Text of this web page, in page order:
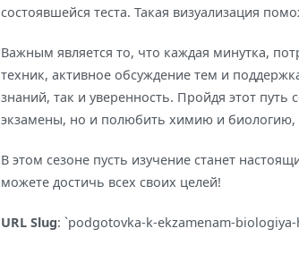
состоявшейся теста. Такая визуализация
Важным является то, что каждая минутка,
техник, активное обсуждение тем и
знаний, так и уверенность. Пройдя этот
экзамены, но и полюбить химию и биологию,
В этом сезоне пусть изучение станет
можете достичь всех своих целей!
URL Slug: `podgotovka-k-ekzamenam-